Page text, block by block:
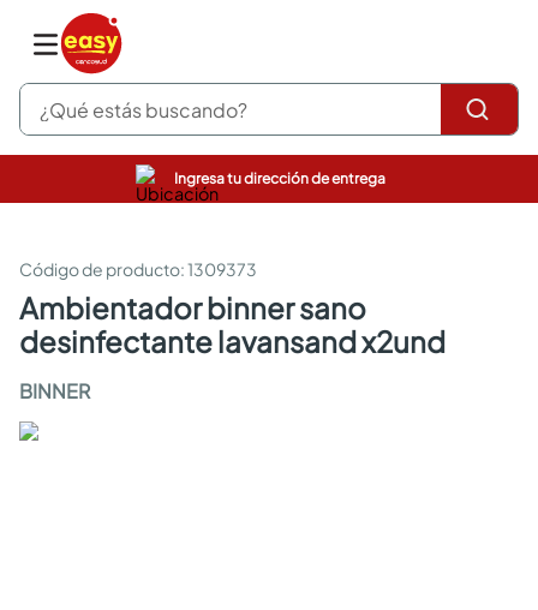
¿Qué estás buscando?
Ingresa tu dirección de entrega
:1309373
ambientador binner sano
desinfectante lavansand x2und
BINNER
pinturas
sanitarios
comedor
escritorio
armarios closet
comedores